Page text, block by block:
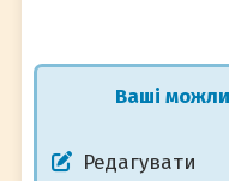
Ваші
Редагувати